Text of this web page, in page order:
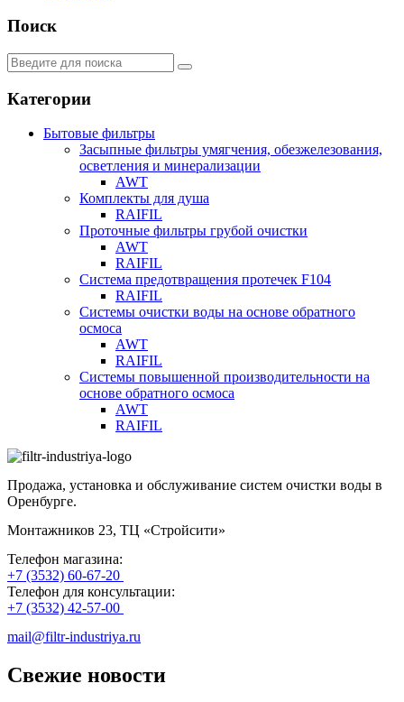
Поиск
Искать:
Search
Категории
Бытовые фильтры
Засыпные фильтры умягчения, обезжелезования,
осветления и минерализации
AWT
Комплекты для душа
RAIFIL
Проточные фильтры грубой очистки
AWT
RAIFIL
Система предотвращения протечек F104
RAIFIL
Системы очистки воды на основе обратного
осмоса
AWT
RAIFIL
Системы повышенной производительности на
основе обратного осмоса
AWT
RAIFIL
Продажа, установка и обслуживание систем очистки воды в
Оренбурге.
Монтажников 23, ТЦ «Стройсити»
Телефон магазина:
+7 (3532) 60-67-20
Телефон для консультации:
+7 (3532) 42-57-00
mail@filtr-industriya.ru
Свежие новости